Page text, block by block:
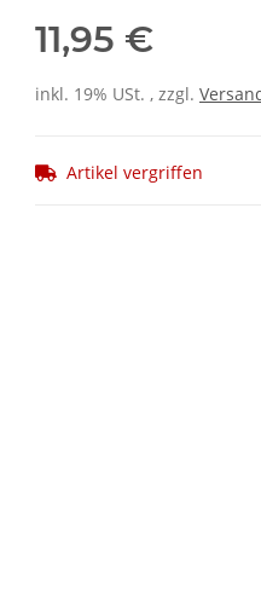
11,95 €
inkl. 19% USt. , zzgl.
Artikel vergriffen